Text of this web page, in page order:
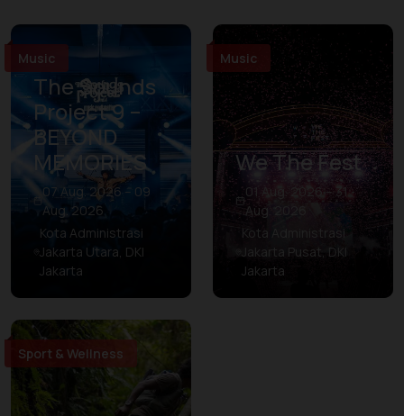
Music
The Sounds
Project 9 –
BEYOND
MEMORIES
07 Aug. 2026 – 09
Aug. 2026
Kota Administrasi
Jakarta Utara, DKI
Jakarta
Music
We The Fest
01 Aug. 2026 – 31
Aug. 2026
Kota Administrasi
Jakarta Pusat, DKI
Jakarta
Sport & Wellness